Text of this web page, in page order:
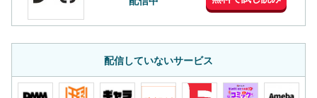
配信していないサービス